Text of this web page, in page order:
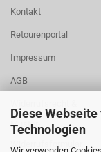
Diese
Technologien
Wir verwenden
Kontakt
Retourenportal
Impressum
AGB
Muster-
Widerrufsformular